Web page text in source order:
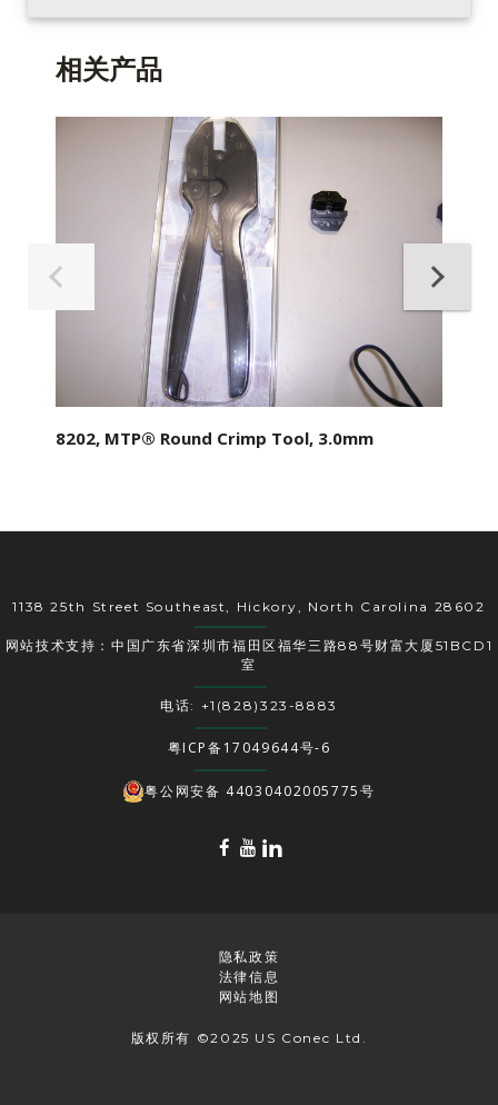
相关产品
8202, MTP® Round Crimp Tool, 3.0mm
1138 25th Street Southeast, Hickory, North Carolina 28602
网站技术支持：中国广东省深圳市福田区福华三路88号财富大厦51BCD1
室
电话: +1(828)323-8883
粤ICP备17049644号-6
粤公网安备 44030402005775号
版权所有 ©2025 US Conec Ltd.
隐私政策
法律信息
网站地图